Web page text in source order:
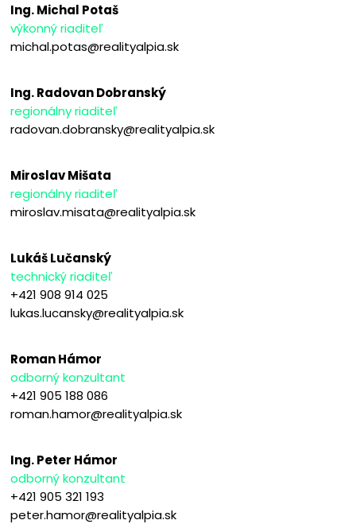
Ing. Michal Potaš
výkonný riaditeľ
michal.potas@realityalpia.sk
Ing. Radovan Dobranský
regionálny riaditeľ
radovan.dobransky@realityalpia.sk
Miroslav Mišata
regionálny riaditeľ
miroslav.misata@realityalpia.sk
Lukáš Lučanský
technický riaditeľ
+421 908 914 025
lukas.lucansky@realityalpia.sk
Roman Hámor
odborný konzultant
+421 905 188 086
roman.hamor@realityalpia.sk
Ing. Peter Hámor
odborný konzultant
+421 905 321 193
peter.hamor@realityalpia.sk